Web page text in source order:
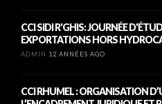
CCI SIDI R'GHIS: JOURNÉE
EXPORTATIONS HORS
ADMIN 12 ANNÉES AGO
CCI RHUMEL : ORGANISATION